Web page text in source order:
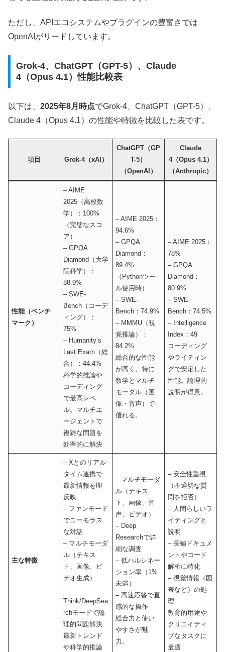
ただし、APIエコシステムやプラグインの豊富さでは
OpenAIがリードしています。
Grok-4、ChatGPT（GPT-5）、Claude
4（Opus 4.1）性能比較表
以下は、 2025年8月時点でGrok-4、ChatGPT（GPT-5）、
Claude 4（Opus 4.1）の性能や特徴を比較した表です。
項目 Grok-4（xAI）
ChatGPT（GP
T-5）
（OpenAI）
Claude
4（Opus 4.1）
（Anthropic）
性能（ベンチ
マーク）
– AIME
2025（高校数
学）：100%
（完璧なスコ
ア）
– GPQA
Diamond（大学
院科学）：
88.9%
– SWE-
Bench（コーデ
ィング）：
75%
– Humanity’s
Last Exam（総
合）：44.4%
科学的推論や
コーディング
で最高レベ
ル。マルチエ
ージェントで
複雑な問題を
効率的に解決
– AIME 2025：
94.6%
– GPQA
Diamond：
89.4%
（Pythonツー
ル使用時）
– SWE-
Bench：74.9%
– MMMU（視
覚推論）：
84.2%
総合的な性能
が高く、特に
数学とマルチ
モーダル（画
像・音声）で
優れる。
– AIME 2025：
78%
– GPQA
Diamond：
80.9%
– SWE-
Bench：74.5%
– Intelligence
Index：49
コーディング
やライティン
グで安定した
性能。論理的
説明が得意。
主な特徴
– Xとのリアル
タイム連携で
最新情報を即
反映
– ファンモード
でユーモラス
な対話
– マルチモーダ
ル（テキス
ト、画像、ビ
デオ生成）
–
Think/DeepSea
rchモードで論
理的問題解決
最新トレンド
や科学的推論
– マルチモーダ
ル（テキス
ト、画像、音
声、ビデオ）
– Deep
Researchで詳
細な調査
– 低ハルシネー
ション率（1%
未満）
– 高速応答で直
感的な操作
総合力と使い
やすさが魅
力。
– 安全性重視
（不適切な質
問を拒否）
– 人間らしいラ
イティングと
説明
– 長編ドキュメ
ントやコード
解析に特化
– 視覚情報（図
表など）の処
理
教育的用途や
クリエイティ
ブなタスクに
最適